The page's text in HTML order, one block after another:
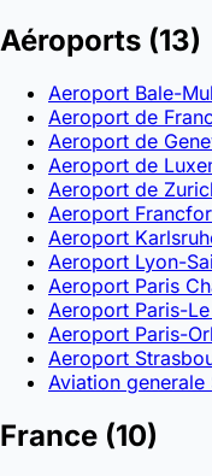
Aéroports (13)
Aeroport Bale-
Aeroport de
Aeroport de
Aeroport de
Aeroport de
Aeroport
Aeroport
Aeroport Lyon-
Aeroport Paris
Aeroport Paris-
Aeroport Paris-
Aeroport
Aviation
France (10)